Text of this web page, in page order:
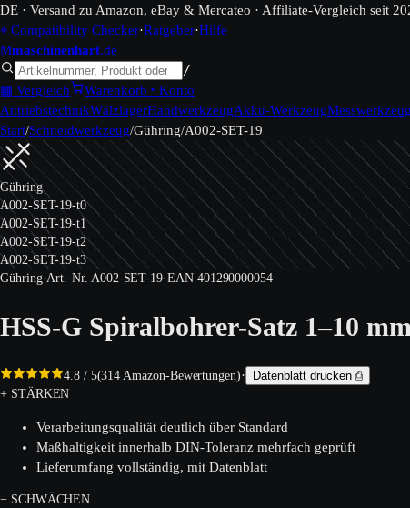
DE · Versand zu Amazon, eBay & Mercateo · Affiliate-Vergleich seit
⌖ Compatibility Checker·Ratgeber·Hilfe
Mmaschinenhart.de
/
▦ Vergleich Warenkorb ◔ Konto
AntriebstechnikWälzlagerHandwerkzeugAkku-WerkzeugMesswerkzeug
Start/Schneidwerkzeug/Gühring/A002-SET-19
Gühring
A002-SET-19-t0
A002-SET-19-t1
A002-SET-19-t2
A002-SET-19-t3
Gühring·Art.-Nr. A002-SET-19·EAN 401290000054
HSS-G Spiralbohrer-Satz 1–10
4.8/ 5(314 Amazon-Bewertungen)·
Datenblatt drucken ⎙
+ STÄRKEN
Verarbeitungsqualität deutlich über Standard
Maßhaltigkeit innerhalb DIN-Toleranz mehrfach geprüft
Lieferumfang vollständig, mit Datenblatt
− SCHWÄCHEN